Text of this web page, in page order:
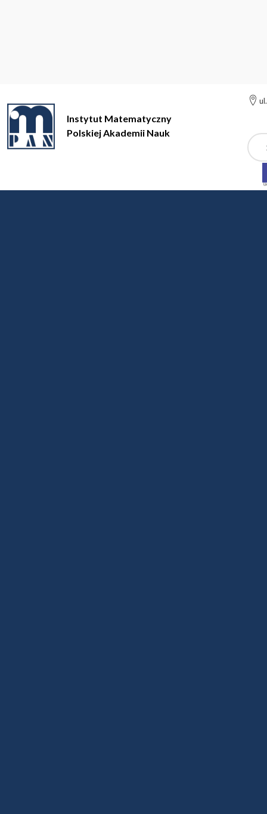
Instytut Matematyczny
Polskiej Akademii Nauk
Instytut Matematyczny Polskiej Akademii Nauk Polska Sieć PL-
Polska Sieć PL-
Polska Sieć PL-MATHS-IN utworzona w związku z
szeroko rozumianych zastosowań matematyki w
Janusz Szwabiński (Faculty of Pure
Tomasz Cieślak (Institute of
Grzegorz Graff (Faculty of Physics and Applied
Marek Niezgódka (Center for Digital Science and
Instytucje uczestniczące w
Instytut Badań Systemowych (Systems Research
Instytut Matematyczny PAN (Institute of Mathematics,
Instytut Matematyczny Uniwersytetu Wrocławskiego
Instytut Matematyki i Informatyki Politechniki
Instytut Matematyki Politechniki Częstochowskiej
Instytut Matematyki UMCS (Institute of Mathematics,
Instytut Matematyki Uniwersytetu Gdańskiego
Instytut Matematyki Uniwersytetu Śląskiego (Institute
Centrum Cyfrowej Nauki i Technologii UKSW (Center
Wydział Fizyki i Matematyki Stosowanej Politechniki
Wydział Matematyczno-Fizyczno-Techniczny
Wydział Matematyki, Informatyki i Mechaniki UW